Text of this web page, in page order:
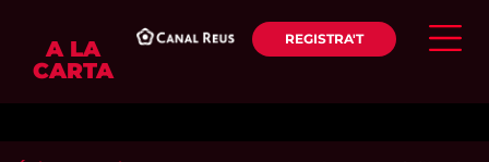
A LA
CARTA
REGISTRA'T